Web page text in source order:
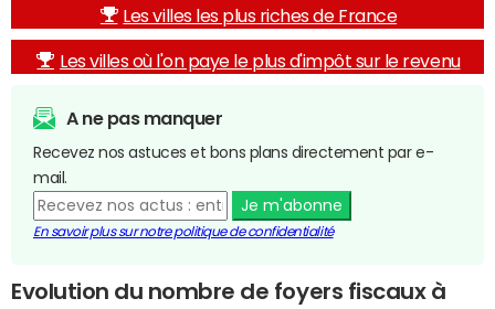
Les villes les plus riches de France
Les villes où l'on paye le plus d'impôt sur le revenu
A ne pas manquer
Recevez nos astuces et bons plans directement par e-
mail.
Je m'abonne
En savoir plus sur notre politique de confidentialité
Evolution du nombre de foyers fiscaux à